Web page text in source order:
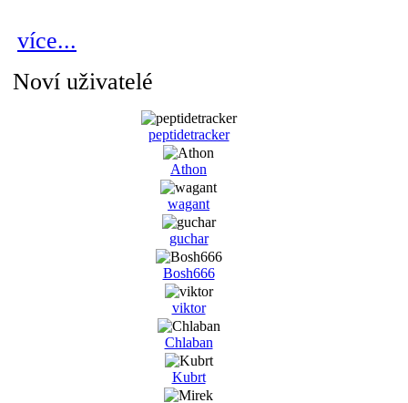
více...
Noví uživatelé
peptidetracker
Athon
wagant
guchar
Bosh666
viktor
Chlaban
Kubrt